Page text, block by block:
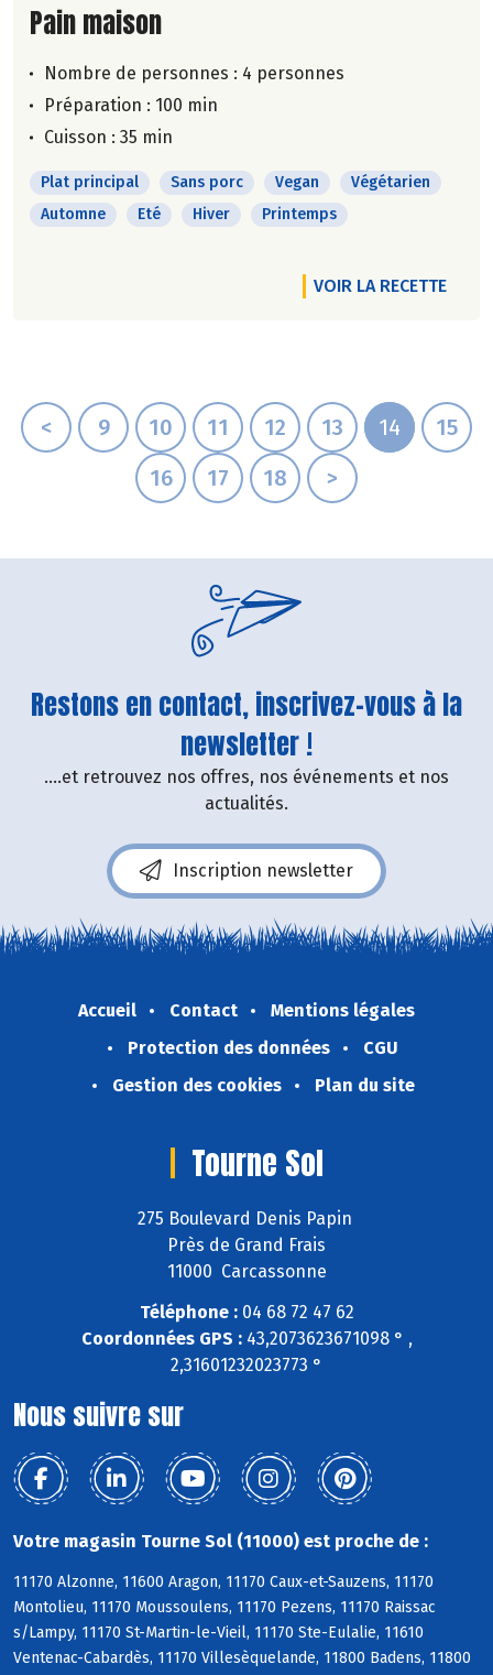
Lire la suite de la recette
Pain maison
Nombre de personnes : 4 personnes
Préparation : 100 min
Cuisson : 35 min
Plat principal Sans porc Vegan
Végétarien
Automne
Eté Hiver Printemps
VOIR LA RECETTE
< 9 10 11 12 13 14
15
16
17 18 >
Restons en contact, inscrivez-vous à la
newsletter !
....et retrouvez nos offres, nos événements et nos
actualités.
Inscription newsletter
Accueil Contact
Mentions légales
Protection des données
CGU
Gestion des cookies
Plan du site
Tourne Sol
275 Boulevard Denis Papin
Près de Grand Frais
11000 Carcassonne
Téléphone :04 68 72 47 62
Coordonnées GPS :43,2073623671098 ° ,
2,31601232023773 °
Nous suivre sur
Votre magasin Tourne Sol (11000) est proche de :
11170 Alzonne, 11600 Aragon, 11170 Caux-et-Sauzens, 11170
Montolieu, 11170 Moussoulens, 11170 Pezens, 11170 Raissac
s/Lampy, 11170 St-Martin-le-Vieil, 11170 Ste-Eulalie, 11610
Ventenac-Cabardès, 11170 Villesèquelande, 11800 Badens, 11800